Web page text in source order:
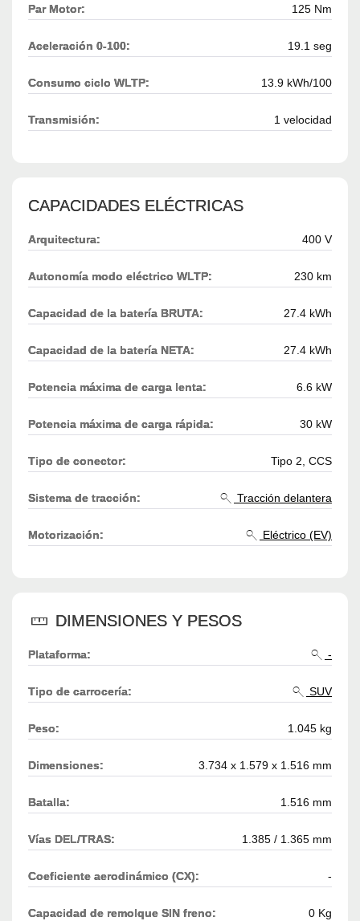
Par Motor: 125 Nm
Aceleración 0-100: 19.1 seg
Consumo ciclo WLTP: 13.9 kWh/100
Transmisión: 1 velocidad
CAPACIDADES ELÉCTRICAS
Arquitectura: 400 V
Autonomía modo eléctrico WLTP: 230 km
Capacidad de la batería BRUTA: 27.4 kWh
Capacidad de la batería NETA: 27.4 kWh
Potencia máxima de carga lenta: 6.6 kW
Potencia máxima de carga rápida: 30 kW
Tipo de conector: Tipo 2, CCS
Sistema de tracción: Tracción delantera
Motorización: Eléctrico (EV)
DIMENSIONES Y PESOS
Plataforma: -
Tipo de carrocería: SUV
Peso: 1.045 kg
Dimensiones: 3.734 x 1.579 x 1.516 mm
Batalla: 1.516 mm
Vías DEL/TRAS: 1.385 / 1.365 mm
Coeficiente aerodinámico (CX): -
Capacidad de remolque SIN freno: 0 Kg